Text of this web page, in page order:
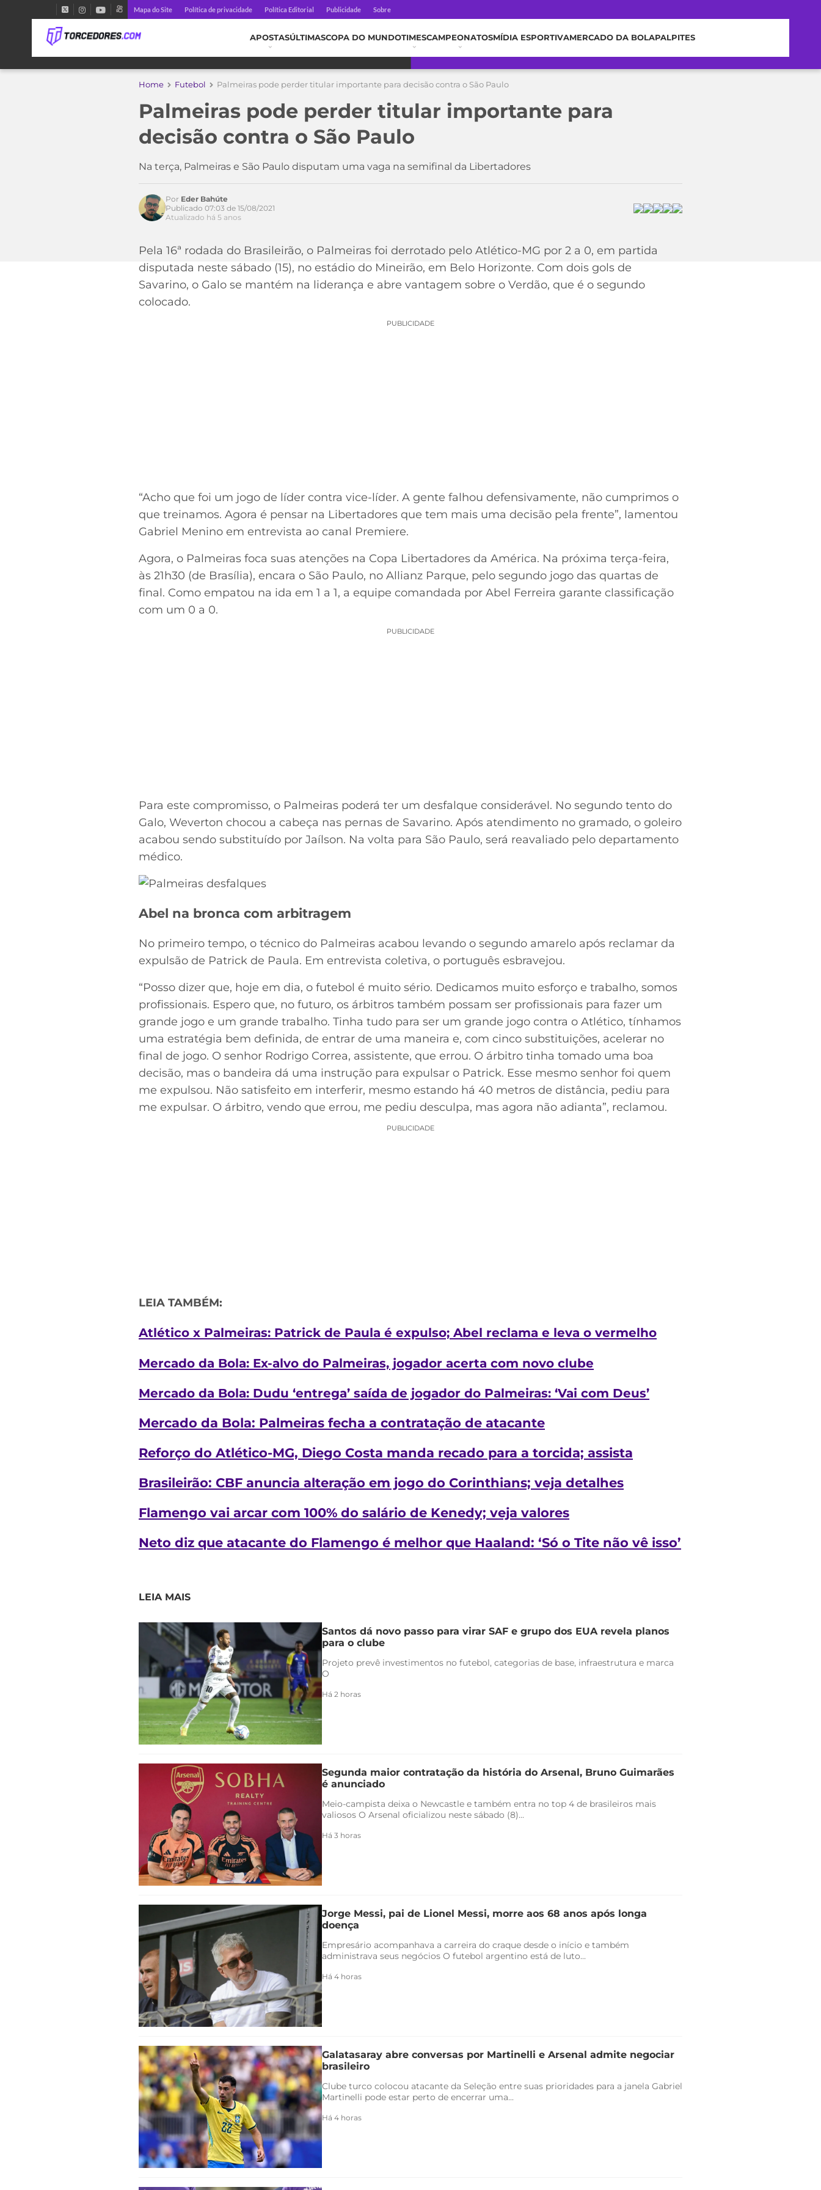
Mapa do Site Política de privacidade Política Editorial Publicidade Sobre
APOSTASÚLTIMASCOPA DO MUNDOTIMESCAMPEONATOSMÍDIA ESPORTIVAMERCADO DA BOLAPALPITES
Home Futebol Palmeiras pode perder titular importante para decisão contra o São Paulo
Palmeiras pode perder titular importante para
decisão contra o São Paulo
Na terça, Palmeiras e São Paulo disputam uma vaga na semifinal da Libertadores
Acesse o perfil do autor
Por Eder Bahúte
Publicado 07:03 de 15/08/2021
Atualizado há 5 anos
Pela 16ª rodada do Brasileirão, o Palmeiras foi derrotado pelo Atlético-MG por 2 a 0, em partida
disputada neste sábado (15), no estádio do Mineirão, em Belo Horizonte. Com dois gols de
Savarino, o Galo se mantém na liderança e abre vantagem sobre o Verdão, que é o segundo
colocado.
PUBLICIDADE
“Acho que foi um jogo de líder contra vice-líder. A gente falhou defensivamente, não cumprimos o
que treinamos. Agora é pensar na Libertadores que tem mais uma decisão pela frente”, lamentou
Gabriel Menino em entrevista ao canal Premiere.
Agora, o Palmeiras foca suas atenções na Copa Libertadores da América. Na próxima terça-feira,
às 21h30 (de Brasília), encara o São Paulo, no Allianz Parque, pelo segundo jogo das quartas de
final. Como empatou na ida em 1 a 1, a equipe comandada por Abel Ferreira garante classificação
com um 0 a 0.
PUBLICIDADE
Para este compromisso, o Palmeiras poderá ter um desfalque considerável. No segundo tento do
Galo, Weverton chocou a cabeça nas pernas de Savarino. Após atendimento no gramado, o goleiro
acabou sendo substituído por Jaílson. Na volta para São Paulo, será reavaliado pelo departamento
médico.
Abel na bronca com arbitragem
No primeiro tempo, o técnico do Palmeiras acabou levando o segundo amarelo após reclamar da
expulsão de Patrick de Paula. Em entrevista coletiva, o português esbravejou.
“Posso dizer que, hoje em dia, o futebol é muito sério. Dedicamos muito esforço e trabalho, somos
profissionais. Espero que, no futuro, os árbitros também possam ser profissionais para fazer um
grande jogo e um grande trabalho. Tinha tudo para ser um grande jogo contra o Atlético, tínhamos
uma estratégia bem definida, de entrar de uma maneira e, com cinco substituições, acelerar no
final de jogo. O senhor Rodrigo Correa, assistente, que errou. O árbitro tinha tomado uma boa
decisão, mas o bandeira dá uma instrução para expulsar o Patrick. Esse mesmo senhor foi quem
me expulsou. Não satisfeito em interferir, mesmo estando há 40 metros de distância, pediu para
me expulsar. O árbitro, vendo que errou, me pediu desculpa, mas agora não adianta”, reclamou.
PUBLICIDADE
LEIA TAMBÉM:
Atlético x Palmeiras: Patrick de Paula é expulso; Abel reclama e leva o vermelho
Mercado da Bola: Ex-alvo do Palmeiras, jogador acerta com novo clube
Mercado da Bola: Dudu ‘entrega’ saída de jogador do Palmeiras: ‘Vai com Deus’
Mercado da Bola: Palmeiras fecha a contratação de atacante
Reforço do Atlético-MG, Diego Costa manda recado para a torcida; assista
Brasileirão: CBF anuncia alteração em jogo do Corinthians; veja detalhes
Flamengo vai arcar com 100% do salário de Kenedy; veja valores
Neto diz que atacante do Flamengo é melhor que Haaland: ‘Só o Tite não vê isso’
LEIA MAIS
Santos dá novo passo para virar SAF e grupo dos EUA revela planos
para o clube
Projeto prevê investimentos no futebol, categorias de base, infraestrutura e marca
O
Há 2 horas
Segunda maior contratação da história do Arsenal, Bruno Guimarães
é anunciado
Meio-campista deixa o Newcastle e também entra no top 4 de brasileiros mais
valiosos O Arsenal oficializou neste sábado (8)...
Há 3 horas
Jorge Messi, pai de Lionel Messi, morre aos 68 anos após longa
doença
Empresário acompanhava a carreira do craque desde o início e também
administrava seus negócios O futebol argentino está de luto...
Há 4 horas
Galatasaray abre conversas por Martinelli e Arsenal admite negociar
brasileiro
Clube turco colocou atacante da Seleção entre suas prioridades para a janela Gabriel
Martinelli pode estar perto de encerrar uma...
Há 4 horas